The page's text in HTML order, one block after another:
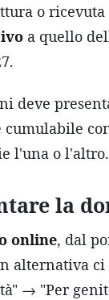
o
a quello
deve
l'una o l'altro.
la
online, dal
alternativa
→ "Per